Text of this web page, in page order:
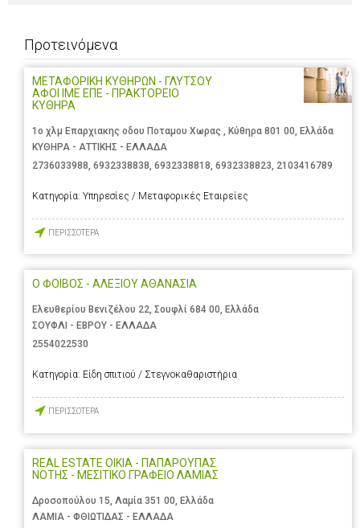
Προτεινόμενα
ΜΕΤΑΦΟΡΙΚΗ ΚΥΘΗΡΩΝ - ΓΛΥΤΣΟΥ
ΑΦΟΙ ΙΜΕ ΕΠΕ - ΠΡΑΚΤΟΡΕΙΟ
ΚΥΘΗΡΑ
1ο χλμ Επαρχιακης οδου Ποταμου Χωρας , Κύθηρα 801 00, Ελλάδα
ΚΥΘΗΡΑ - ΑΤΤΙΚΗΣ - ΕΛΛΑΔΑ
2736033988, 6932338838, 6932338818, 6932338823, 2103416789
Κατηγορία: Υπηρεσίες / Μεταφορικές Εταιρείες
ΠΕΡΙΣΣΟΤΕΡΑ
Ο ΦΟΙΒΟΣ - ΑΛΕΞΙΟΥ ΑΘΑΝΑΣΙΑ
Ελευθερίου Βενιζέλου 22, Σουφλί 684 00, Ελλάδα
ΣΟΥΦΛΙ - ΕΒΡΟΥ - ΕΛΛΑΔΑ
2554022530
Κατηγορία: Είδη σπιτιού / Στεγνοκαθαριστήρια
ΠΕΡΙΣΣΟΤΕΡΑ
REAL ESTATE OIKIA - ΠΑΠΑΡΟΥΠΑΣ
ΝΟΤΗΣ - ΜΕΣΙΤΙΚΟ ΓΡΑΦΕΙΟ ΛΑΜΙΑΣ
Δροσοπούλου 15, Λαμία 351 00, Ελλάδα
ΛΑΜΙΑ - ΦΘΙΩΤΙΔΑΣ - ΕΛΛΑΔΑ